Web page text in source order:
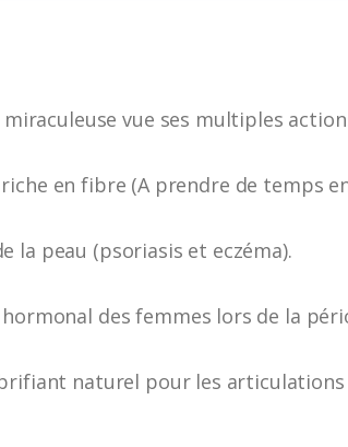
vue ses multiples
en fibre (A prendre de temps
la peau (psoriasis et eczéma).
des femmes lors de la
naturel pour les articulations